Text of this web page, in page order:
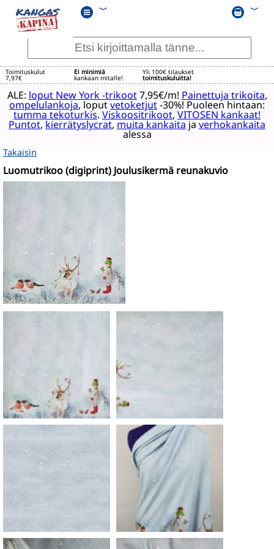
﹀ ﹀
Toimituskulut
7,97€
Ei minimiä
kankaan mitalle!
Yli 100€ tilaukset
toimituskuluitta!
ALE: loput New York -trikoot7,95€/m! Painettuja trikoita,
ompelulankoja, loputvetoketjut-30%! Puoleen hintaan:
tumma tekoturkis. Viskoositrikoot, VITOSEN kankaat!
Puntot,kierrätyslycrat,muita kankaitajaverhokankaita
alessa
Takaisin
Luomutrikoo (digiprint) Joulusikermä reunakuvio